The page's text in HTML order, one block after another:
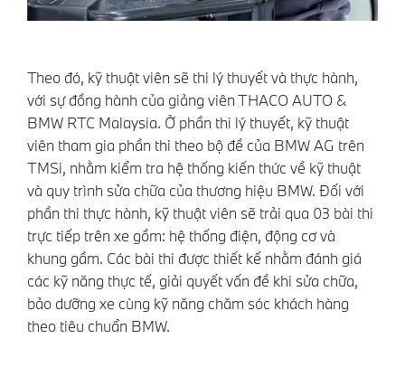
Theo đó, kỹ thuật viên sẽ thi lý thuyết và thực hành,
với sự đồng hành của giảng viên THACO AUTO &
BMW RTC Malaysia. Ở phần thi lý thuyết, kỹ thuật
viên tham gia phần thi theo bộ đề của BMW AG trên
TMSi, nhằm kiểm tra hệ thống kiến thức về kỹ thuật
và quy trình sửa chữa của thương hiệu BMW. Đối với
phần thi thực hành, kỹ thuật viên sẽ trải qua 03 bài thi
trực tiếp trên xe gồm: hệ thống điện, động cơ và
khung gầm. Các bài thi được thiết kế nhằm đánh giá
các kỹ năng thực tế, giải quyết vấn đề khi sửa chữa,
bảo dưỡng xe cùng kỹ năng chăm sóc khách hàng
theo tiêu chuẩn BMW.